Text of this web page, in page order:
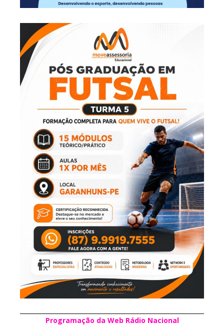
Programação da Web Rádio Nacional